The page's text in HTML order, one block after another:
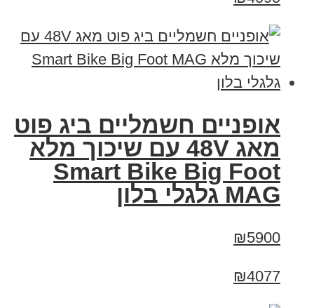
אופניים חשמליים ביג פוט
מאג 48V עם שיכוך מלא
Smart Bike Big Foot
MAG גלגלי בלון
₪5900
₪4077